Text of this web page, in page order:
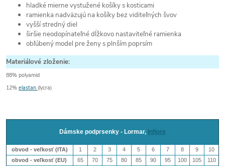
hladké mierne vystužené košíky s kosticami
ramienka nadväzujú na košíky bez viditeľných švov
vyšší stredný diel
širšie neodopínateľné dĺžkovo nastaviteľné ramienka
obľúbený model pre ženy s plnším poprsím
Materiálové zloženie:
88% polyamid
12% elastan (lycra)
Dámske podprsenky - Lormar, Infiore
obvod - veľkosť (ITA) 1 2 3 4 5 6 7 8 9
10
obvod - veľkosť (EU)
65 70 75 80 85 90 95 100 105
110